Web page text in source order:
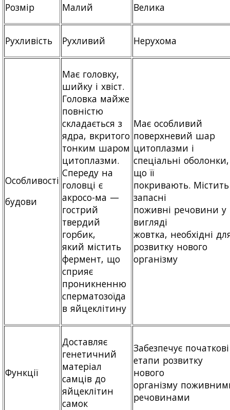
Розмір Малий Велика
Рухливість Рухливий Нерухома
Особливості
будови
Має головку,
шийку і хвіст.
Головка майже
повністю
складається з
ядра, вкритого
тонким шаром
цитоплазми.
Спереду на
головці є
акросо-ма —
гострий
твердий
горбик,
який містить
фермент, що
сприяє
проникненню
сперматозоїда
в яйцеклітину
Має особливий
поверхневий шар
цитоплазми і
спеціальні оболонки,
що її
покривають. Містить
запасні
поживні речовини у
вигляді
жовтка, необхідні
розвитку нового
організму
Функції
Доставляє
генетичний
матеріал
самців до
яйцеклітин
самок
Забезпечує початкові
етапи розвитку
нового
організму
речовинами